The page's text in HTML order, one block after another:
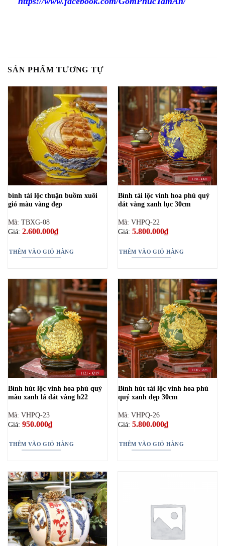
SẢN PHẨM TƯƠNG TỰ
bình tài lộc thuận buồm xuôi
gió màu vàng đẹp
Mã: TBXG-08
Giá: 2.600.000₫
THÊM VÀO GIỎ HÀNG
Bình tài lộc vinh hoa phú quý
dát vàng xanh lục 30cm
Mã: VHPQ-22
Giá: 5.800.000₫
THÊM VÀO GIỎ HÀNG
Bình hút lộc vinh hoa phú quý
màu xanh lá dát vàng h22
Mã: VHPQ-23
Giá: 950.000₫
THÊM VÀO GIỎ HÀNG
Bình hút tài lộc vinh hoa phú
quý xanh đẹp 30cm
Mã: VHPQ-26
Giá: 5.800.000₫
THÊM VÀO GIỎ HÀNG